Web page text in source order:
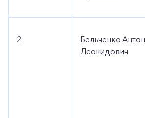
2
Бельченко Антон
Леонидович